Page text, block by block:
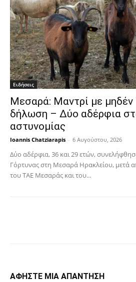
Ειδήσεις
Μεσαρά: Μαντρί με
δήλωση – Δύο αδέρφια
αστυνομίας
Ioannis Chatziarapis - 6 Αυγούστου, 2026
Δύο αδέρφια, 36 και 29 ετών,
Γόρτυνας στη Μεσαρά Ηρακλείου, μετά
του ΤΑΕ Μεσαράς και του...
ΑΦΗΣΤΕ ΜΙΑ ΑΠΑΝΤΗΣΗ